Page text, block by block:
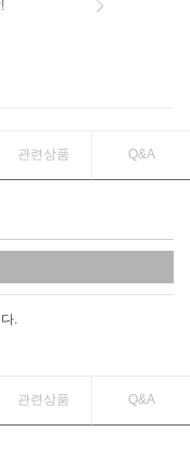
관련상품 Q&A
.
관련상품 Q&A